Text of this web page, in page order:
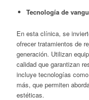
Tecnología de
En esta clínica, se
ofrecer tratamientos de
generación. Utilizan
calidad que garantizan
incluye tecnologías
más, que permiten
estéticas.